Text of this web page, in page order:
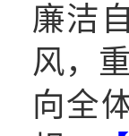
廉洁
风，
向全